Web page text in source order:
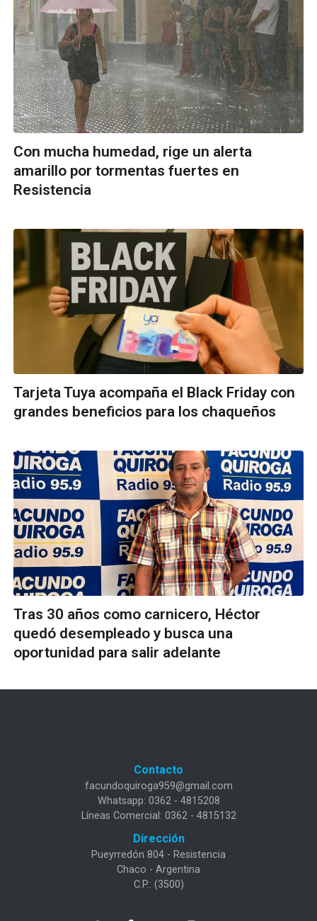
Con mucha humedad, rige un alerta
amarillo por tormentas fuertes en
Resistencia
Tarjeta Tuya acompaña el Black Friday con
grandes beneficios para los chaqueños
Tras 30 años como carnicero, Héctor
quedó desempleado y busca una
oportunidad para salir adelante
Contacto
facundoquiroga959@gmail.com
Whatsapp: 0362 - 4815208
Líneas Comercial: 0362 - 4815132
Dirección
Pueyrredón 804 - Resistencia
Chaco - Argentina
C.P.: (3500)